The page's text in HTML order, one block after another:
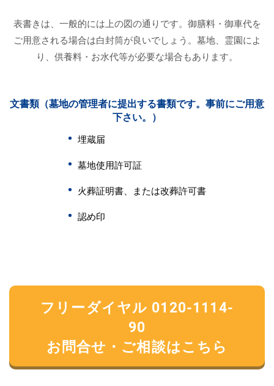
表書きは、一般的には上の図の通りです。御膳料・御車代を
ご用意される場合は白封筒が良いでしょう。墓地、霊園によ
り、供養料・お水代等が必要な場合もあります。
文書類（墓地の管理者に提出する書類です。事前にご用意
下さい。）
埋蔵届
墓地使用許可証
火葬証明書、または改葬許可書
認め印
フリーダイヤル 0120-1114-
90
お問合せ・ご相談はこちら